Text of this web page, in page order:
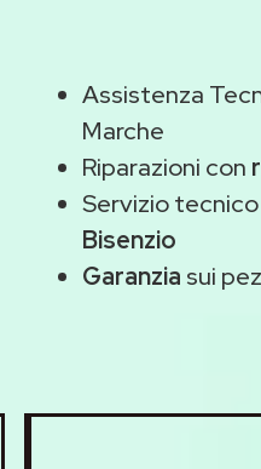
Assistenza
Marche
Riparazioni con
Servizio
Bisenzio
Garanzia sui